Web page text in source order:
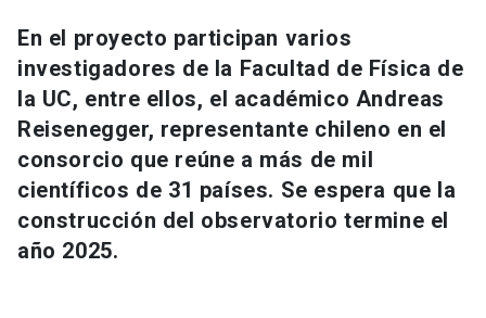
Información para keyboard_arrow_down
Futuros estudiantes
Estudiantes
Académicos
Personal
Go to english site
ACCESOS DIRECTOS
Admisión
Mi Cuenta UC launch
En el proyecto participan varios
investigadores de la Facultad de Física de
la UC, entre ellos, el académico Andreas
Reisenegger, representante chileno en el
consorcio que reúne a más de mil
científicos de 31 países. Se espera que la
construcción del observatorio termine el
año 2025.